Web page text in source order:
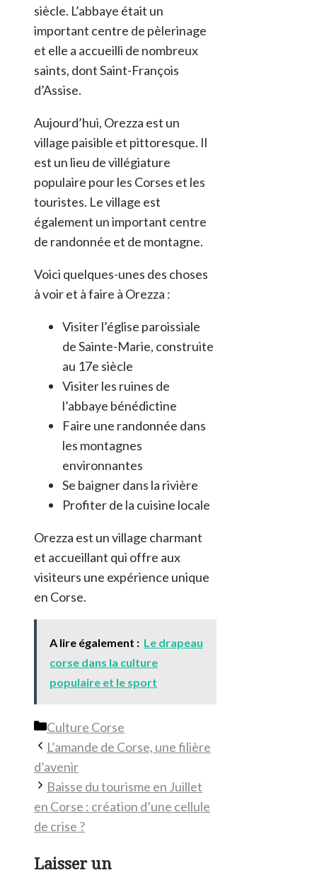
siècle. L’abbaye était un
important centre de pèlerinage
et elle a accueilli de nombreux
saints, dont Saint-François
d’Assise.
Aujourd’hui, Orezza est un
village paisible et pittoresque. Il
est un lieu de villégiature
populaire pour les Corses et les
touristes. Le village est
également un important centre
de randonnée et de montagne.
Voici quelques-unes des choses
à voir et à faire à Orezza :
Visiter l’église paroissiale
de Sainte-Marie, construite
au 17e siècle
Visiter les ruines de
l’abbaye bénédictine
Faire une randonnée dans
les montagnes
environnantes
Se baigner dans la rivière
Profiter de la cuisine locale
Orezza est un village charmant
et accueillant qui offre aux
visiteurs une expérience unique
en Corse.
A lire également : Le drapeau
corse dans la culture
populaire et le sport
Catégories
Culture Corse
L’amande de Corse, une filière
d’avenir
Baisse du tourisme en Juillet
en Corse : création d’une cellule
de crise ?
Laisser un